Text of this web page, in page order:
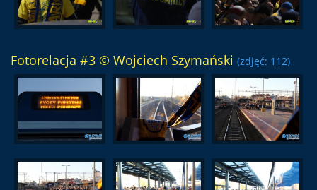
Fotorelacja #3 © Wojciech Szymański (zdjęć: 112)